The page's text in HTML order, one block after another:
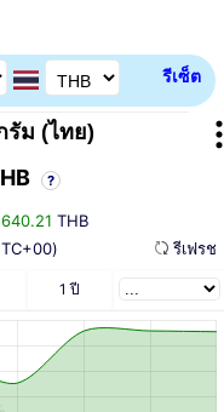
รีเซ็ต
รัม (ไทย)
?
THB
รีเฟร
1 ปี